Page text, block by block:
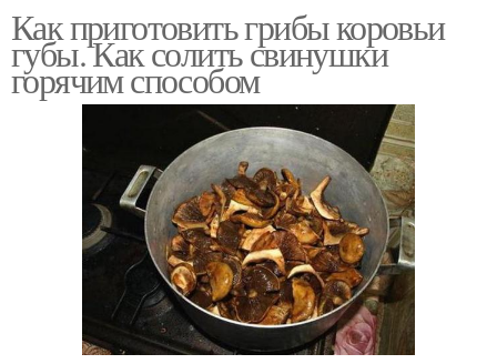
Как приготовить грибы коровьи
губы. Как солить свинушки
горячим способом